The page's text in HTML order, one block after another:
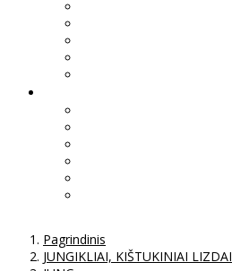
Pagrindinis
JUNGIKLIAI, KIŠTUKINIAI LIZDAI